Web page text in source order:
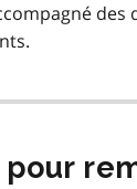
des
pour